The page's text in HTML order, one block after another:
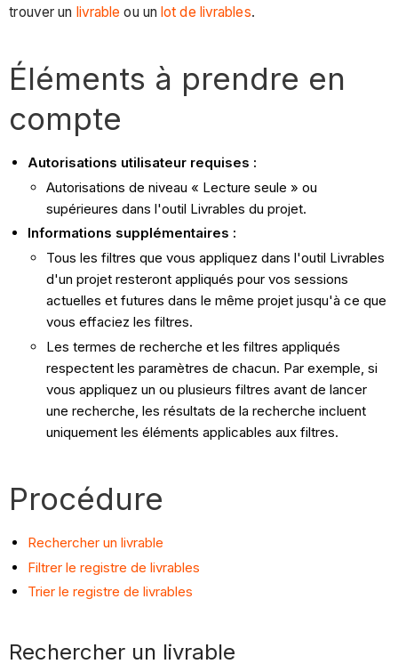
trouver un livrable ou unlot de livrables.
Éléments à prendre en
compte
Autorisations utilisateur requises :
Autorisations de niveau « Lecture seule » ou
supérieures dans l'outil Livrables du projet.
Informations supplémentaires :
Tous les filtres que vous appliquez dans l'outil Livrables
d'un projet resteront appliqués pour vos sessions
actuelles et futures dans le même projet jusqu'à ce que
vous effaciez les filtres.
Les termes de recherche et les filtres appliqués
respectent les paramètres de chacun. Par exemple, si
vous appliquez un ou plusieurs filtres avant de lancer
une recherche, les résultats de la recherche incluent
uniquement les éléments applicables aux filtres.
Procédure
Rechercher un livrable
Filtrer le registre de livrables
Trier le registre de livrables
Rechercher un livrable